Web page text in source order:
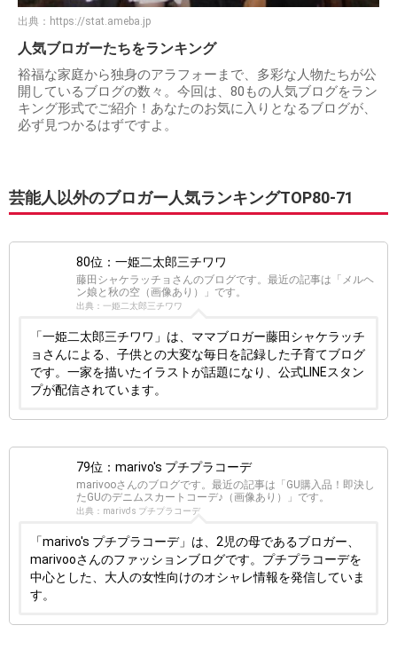
出典： https://stat.ameba.jp
人気ブロガーたちをランキング
裕福な家庭から独身のアラフォーまで、多彩な人物たちが公
開しているブログの数々。今回は、80もの人気ブログをラン
キング形式でご紹介！あなたのお気に入りとなるブログが、
必ず見つかるはずですよ。
芸能人以外のブロガー人気ランキングTOP80-71
80位：一姫二太郎三チワワ
藤田シャケラッチョさんのブログです。最近の記事は「メルヘ
ン娘と秋の空（画像あり）」です。
出典：一姫二太郎三チワワ
「一姫二太郎三チワワ」は、ママブロガー藤田シャケラッチ
ョさんによる、子供との大変な毎日を記録した子育てブログ
です。一家を描いたイラストが話題になり、公式LINEスタン
プが配信されています。
79位：marivo's プチプラコーデ
marivooさんのブログです。最近の記事は「GU購入品！即決し
たGUのデニムスカートコーデ♪（画像あり）」です。
出典：marivo's プチプラコーデ
「marivo's プチプラコーデ」は、2児の母であるブロガー、
marivooさんのファッションブログです。プチプラコーデを
中心とした、大人の女性向けのオシャレ情報を発信していま
す。